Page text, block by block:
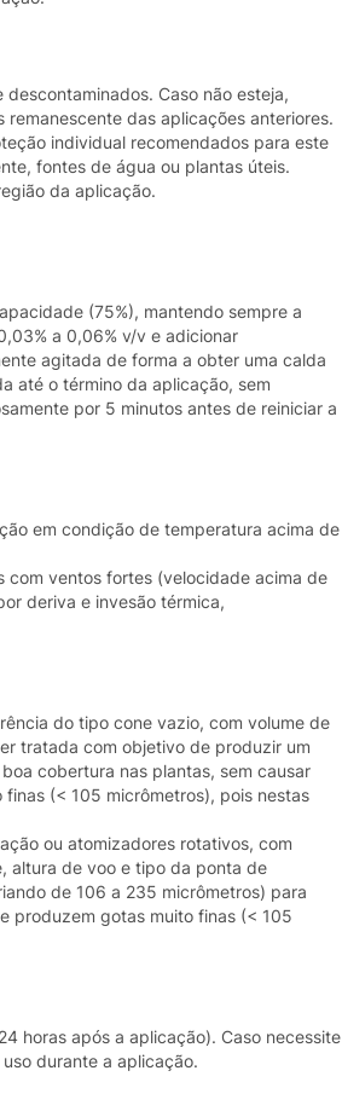
Caso não esteja,
das aplicações anteriores.
individual recomendados para este
fontes de água ou plantas úteis.
da aplicação.
(75%), mantendo sempre a
a 0,06% v/v e adicionar
agitada de forma a obter uma calda
até o término da aplicação, sem
por 5 minutos antes de reiniciar a
em condição de temperatura acima de
com ventos fortes (velocidade acima de
deriva e invesão térmica,
do tipo cone vazio, com volume de
tratada com objetivo de produzir um
cobertura nas plantas, sem causar
(< 105 micrômetros), pois nestas
ou atomizadores rotativos, com
altura de voo e tipo da ponta de
de 106 a 235 micrômetros) para
produzem gotas muito finas (< 105
horas após a aplicação). Caso necessite
durante a aplicação.